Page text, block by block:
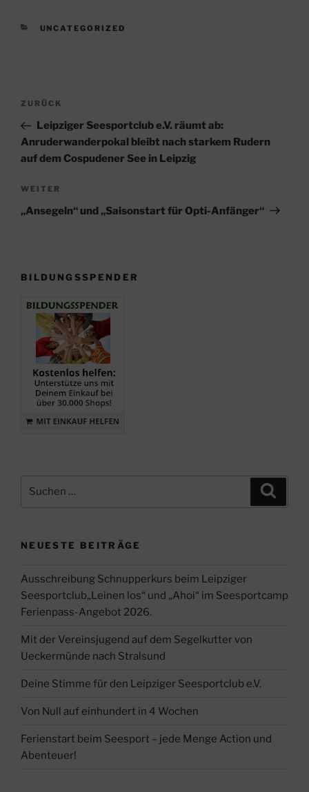
KATEGORIEN
UNCATEGORIZED
Beitragsnavigation
Vorheriger
Beitrag
ZURÜCK
Leipziger Seesportclub e.V. räumt ab:
Anruderwanderpokal bleibt nach starkem Rudern
auf dem Cospudener See in Leipzig
Nächster
Beitrag
WEITER
„Ansegeln“ und „Saisonstart für Opti-Anfänger“
BILDUNGSSPENDER
NEUESTE BEITRÄGE
Ausschreibung Schnupperkurs beim Leipziger
Seesportclub„Leinen los“ und „Ahoi“ im Seesportcamp
Ferienpass-Angebot 2026.
Mit der Vereinsjugend auf dem Segelkutter von
Ueckermünde nach Stralsund
Deine Stimme für den Leipziger Seesportclub e.V.
Von Null auf einhundert in 4 Wochen
Ferienstart beim Seesport – jede Menge Action und
Abenteuer!